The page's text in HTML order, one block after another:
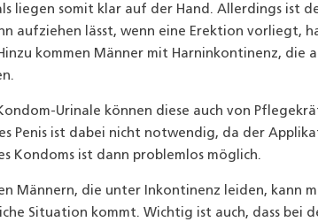
liegen somit klar auf der Hand. Allerdings ist
aufziehen lässt, wenn eine Erektion vorliegt,
kommen Männer mit Harninkontinenz,
Urinale können diese auch von
Penis ist dabei nicht notwendig, da der
Kondoms ist dann problemlos möglich.
Männern, die unter Inkontinenz leiden, kann
Situation kommt. Wichtig ist auch, dass bei